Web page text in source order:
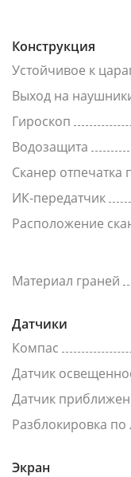
Конструкция
Устойчивое к
Выход на
Гироскоп
Водозащита
Сканер отпечатка
ИК-передатчик
Расположение
Материал граней
Датчики
Компас
Датчик
Датчик
Разблокировка по
Экран